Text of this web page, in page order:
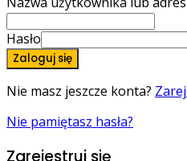
Hasło
Zaloguj się
Nie masz jeszcze konta?
Nie pamiętasz hasła?